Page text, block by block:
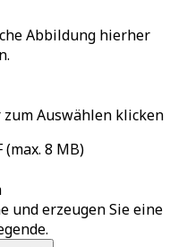
Abbildung hierher
Auswählen klicken
(max. 8 MB)
und erzeugen Sie eine